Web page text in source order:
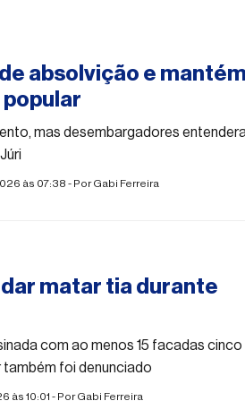
absolvição e mantém
mas desembargadores
às 07:38 - PorGabi Ferreira
matar tia durante
com ao menos 15 facadas cinco
foi denunciado
às 10:01 - PorGabi Ferreira